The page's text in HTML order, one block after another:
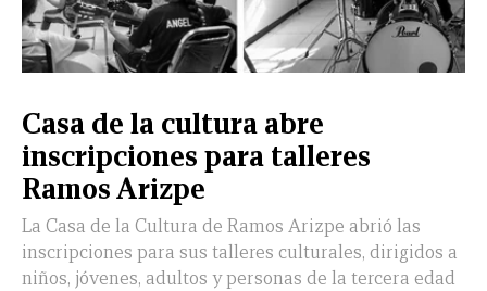
Casa de la cultura abre
inscripciones para talleres
Ramos Arizpe
La Casa de la Cultura de Ramos Arizpe abrió las
inscripciones para sus talleres culturales, dirigidos a
niños, jóvenes, adultos y personas de la tercera edad